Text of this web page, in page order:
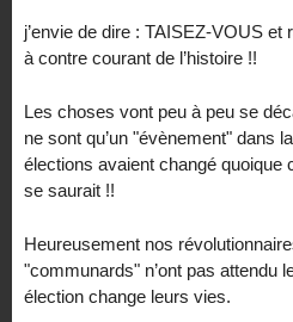
j’envie de dire : TAISEZ-VOUS
à contre courant de l’histoire !!
Les choses vont peu à peu se
ne sont qu’un "évènement" dans
élections avaient changé quoique
se saurait !!
Heureusement nos
"communards" n’ont pas attendu
élection change leurs vies.